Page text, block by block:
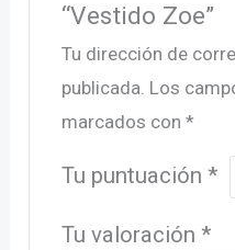
“Vestido Zoe”
Tu dirección de
publicada. Los
marcados con *
Tu puntuación *
Tu valoración *